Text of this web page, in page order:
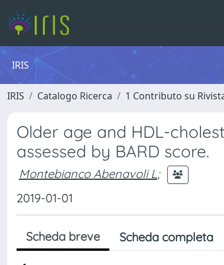
IRIS
IRIS Catalogo Ricerca 1 Contributo su
Older age and HDL-
assessed by BARD score.
Montebianco Abenavoli L;
2019-01-01
Scheda breve Scheda completa